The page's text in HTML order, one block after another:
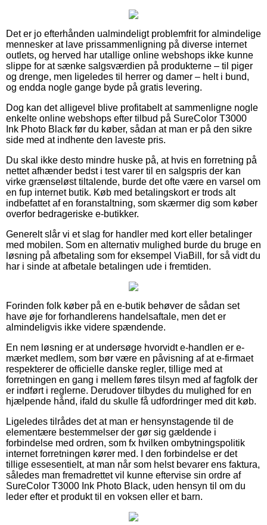
Det er jo efterhånden ualmindeligt problemfrit for almindelige
mennesker at lave prissammenligning på diverse internet
outlets, og herved har utallige online webshops ikke kunne
slippe for at sænke salgsværdien på produkterne – til piger
og drenge, men ligeledes til herrer og damer – helt i bund,
og endda nogle gange byde på gratis levering.
Dog kan det alligevel blive profitabelt at sammenligne nogle
enkelte online webshops efter tilbud på SureColor T3000
Ink Photo Black før du køber, sådan at man er på den sikre
side med at indhente den laveste pris.
Du skal ikke desto mindre huske på, at hvis en forretning på
nettet afhænder bedst i test varer til en salgspris der kan
virke grænseløst tiltalende, burde det ofte være en varsel om
en fup internet butik. Køb med betalingskort er trods alt
indbefattet af en foranstaltning, som skærmer dig som køber
overfor bedrageriske e-butikker.
Generelt slår vi et slag for handler med kort eller betalinger
med mobilen. Som en alternativ mulighed burde du bruge en
løsning på afbetaling som for eksempel ViaBill, for så vidt du
har i sinde at afbetale betalingen ude i fremtiden.
Forinden folk køber på en e-butik behøver de sådan set
have øje for forhandlerens handelsaftale, men det er
almindeligvis ikke videre spændende.
En nem løsning er at undersøge hvorvidt e-handlen er e-
mærket medlem, som bør være en påvisning af at e-firmaet
respekterer de officielle danske regler, tillige med at
forretningen en gang i mellem føres tilsyn med af fagfolk der
er indført i reglerne. Derudover tilbydes du mulighed for en
hjælpende hånd, ifald du skulle få udfordringer med dit køb.
Ligeledes tilrådes det at man er hensynstagende til de
elementære bestemmelser der gør sig gældende i
forbindelse med ordren, som fx hvilken ombytningspolitik
internet forretningen kører med. I den forbindelse er det
tillige essesentielt, at man når som helst bevarer ens faktura,
således man fremadrettet vil kunne eftervise sin ordre af
SureColor T3000 Ink Photo Black, uden hensyn til om du
leder efter et produkt til en voksen eller et barn.